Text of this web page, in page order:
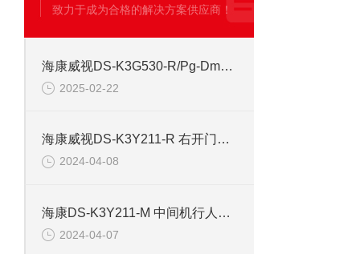
致力于成为合格的解决方案供应商！
海康威视DS-K3G530-R/Pg-Dm55 全自动三辊闸道闸
2025-02-22
海康威视DS-K3Y211-R 右开门小区行人出入道闸
2024-04-08
海康DS-K3Y211-M 中间机行人出入道闸
2024-04-07